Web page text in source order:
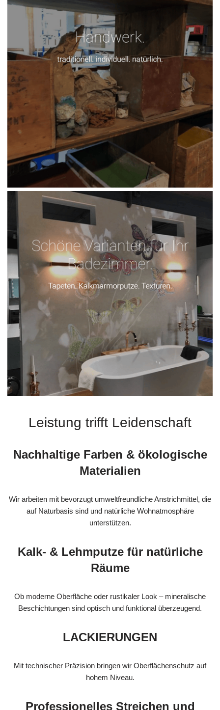
Leistung trifft Leidenschaft
Nachhaltige Farben & ökologische
Materialien
Wir arbeiten mit bevorzugt umweltfreundliche Anstrichmittel, die
auf Naturbasis sind und natürliche Wohnatmosphäre
unterstützen.
Kalk- & Lehmputze für natürliche
Räume
Ob moderne Oberfläche oder rustikaler Look – mineralische
Beschichtungen sind optisch und funktional überzeugend.
LACKIERUNGEN
Mit technischer Präzision bringen wir Oberflächenschutz auf
hohem Niveau.
Professionelles Streichen und